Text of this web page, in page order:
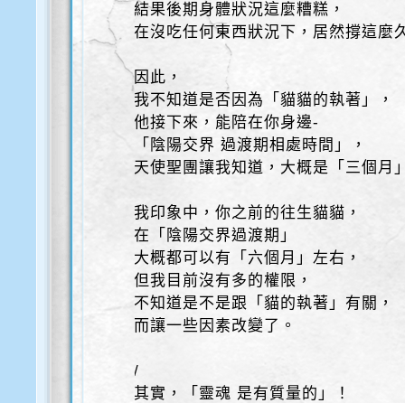
結果後期身體狀況這麼糟糕，
在沒吃任何東西狀況下，居然撐這麼
因此，
我不知道是否因為「貓貓的執著」，
他接下來，能陪在你身邊-
「陰陽交界 過渡期相處時間」，
天使聖團讓我知道，大概是「三個月
我印象中，你之前的往生貓貓，
在「陰陽交界過渡期」
大概都可以有「六個月」左右，
但我目前沒有多的權限，
不知道是不是跟「貓的執著」有關，
而讓一些因素改變了。
/
其實，「靈魂 是有質量的」！